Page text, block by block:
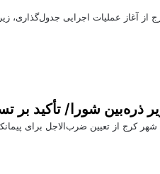
مدیر منطقه ۲ شهرداری کرج از آغاز عملیات
ذره‌بین شورا/ تأکید بر
کرج از تعیین ضرب‌الاجل برای